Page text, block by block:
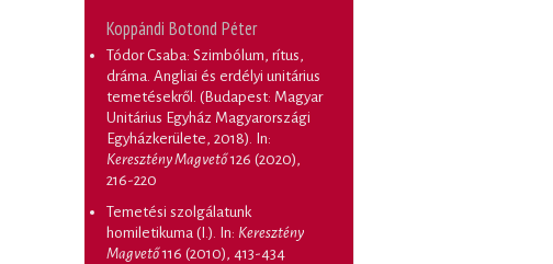
Koppándi Botond Péter
Tódor Csaba: Szimbólum, rítus,
dráma. Angliai és erdélyi unitárius
temetésekről. (Budapest: Magyar
Unitárius Egyház Magyarországi
Egyházkerülete, 2018). In:
Keresztény Magvető126 (2020),
216-220
Temetési szolgálatunk
homiletikuma (I.). In: Keresztény
Magvető116 (2010), 413-434